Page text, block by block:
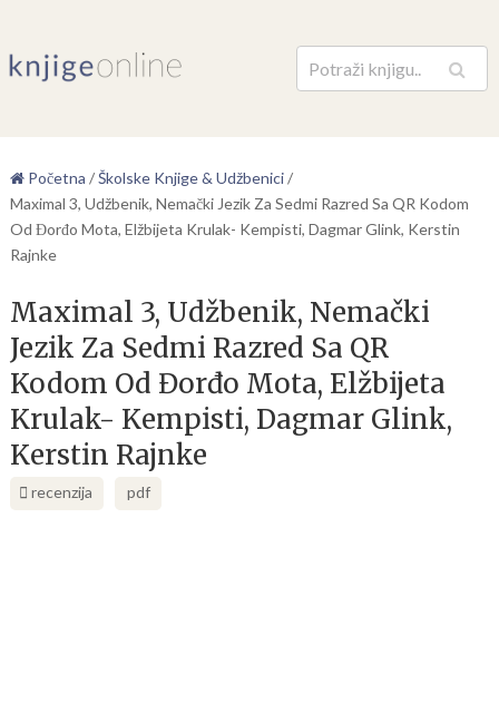
Pretraga
Početna /Školske Knjige & Udžbenici/
Maximal 3, Udžbenik, Nemački Jezik Za Sedmi Razred Sa QR Kodom
Od Đorđo Mota, Elžbijeta Krulak- Kempisti, Dagmar Glink, Kerstin
Rajnke
Maximal 3, Udžbenik, Nemački
Jezik Za Sedmi Razred Sa QR
Kodom Od Đorđo Mota, Elžbijeta
Krulak- Kempisti, Dagmar Glink,
Kerstin Rajnke
recenzija pdf